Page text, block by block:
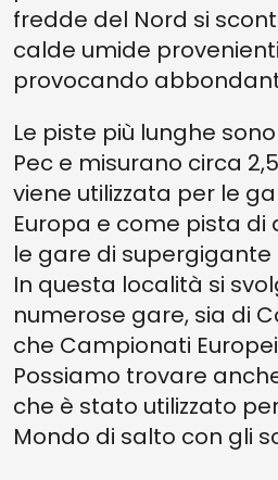
fredde del Nord si
calde umide
provocando
Le piste più lunghe
Pec e misurano circa
viene utilizzata per le
Europa e come pista
le gare di supergigante
In questa località si
numerose gare, sia di
che Campionati
Possiamo trovare
che è stato utilizzato
Mondo di salto con gli